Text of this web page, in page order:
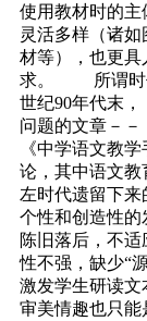
使用教材时的主
灵活多样（诸
材等），也更
求。 所谓时代
世纪90年代末
问题的文章－－
《中学语文教
论，其中语文教
左时代遗留下来
个性和创造性的
陈旧落后，不
性不强，缺少“
激发学生研读文
审美情趣也只